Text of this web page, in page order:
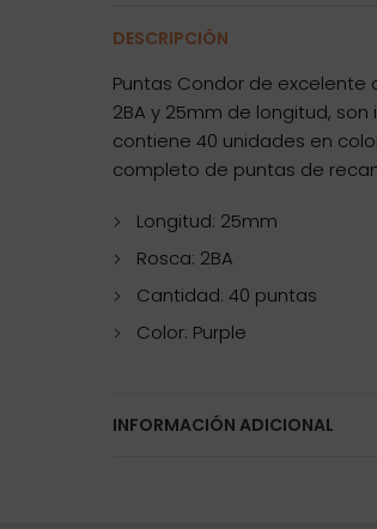
DESCRIPCIÓN
Puntas Condor de excelente
2BA y 25mm de longitud,
contiene 40 unidades en
completo de puntas de
Longitud: 25mm
Rosca: 2BA
Cantidad: 40 puntas
Color: Purple
INFORMACIÓN ADICIONAL